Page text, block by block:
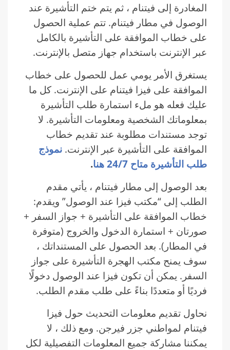
المغادرة إلى فيتنام ، ثم يتم ختم التأشيرة عند
الوصول في مطار فيتنام. تتم عملية الحصول
على خطاب الموافقة على التأشيرة بالكامل
عبر الإنترنت باستخدام جهاز متصل بالإنترنت.
يستغرق الأمر يومي عمل للحصول على خطاب
الموافقة على فيزا فيتنام على الإنترنت. كل ما
عليك فعله هو ملء استمارة طلب التأشيرة
بمعلوماتك الشخصية ومعلومات التأشيرة. لا
توجد مستندات مطلوبة عند تقديم خطاب
الموافقة على التأشيرة عبر الإنترنت. نموذج
طلب التأشيرة متاح 24/7 هنا
.
بعد الوصول إلى مطار فيتنام ، يأتي مقدم
الطلب إلى “مكتب فيزا عند الوصول” ويقدم:
خطاب الموافقة على التأشيرة + جواز السفر +
صورتان + استمارة الدخول والخروج (متوفرة
في المطار). بعد الحصول على المستنداتك ،
سوف يمنح مكتب الهجرة التأشيرة على جواز
السفر. يمكن أن تكون فيزا عند الوصول دخولًا
فرديًا أو متعددًا بناءً على طلب مقدم الطلب.
نحاول تقديم معلومات التحديث حول فيزا
فيتنام لمواطني جزر فيرجن. ومع ذلك ، لا
يمكننا مشاركة جميع المعلومات التفصيلية لكل